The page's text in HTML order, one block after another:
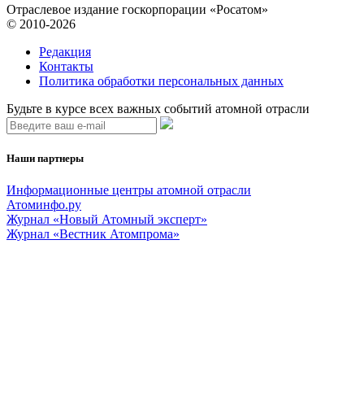
Отраслевое издание госкорпорации «Росатом»
© 2010-2026
Редакция
Контакты
Политика обработки персональных данных
Будьте в курсе всех важных событий атомной отрасли
Наши партнеры
Информационные центры атомной отрасли
Атоминфо.ру
Журнал «Новый Атомный эксперт»
Журнал «Вестник Атомпрома»